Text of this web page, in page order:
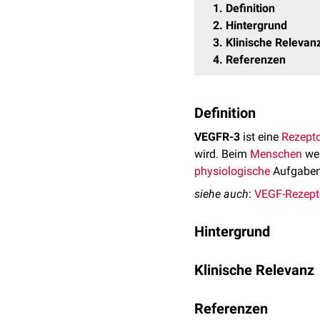
1
Definition
2 Hintergrund
3 Klinische
4 Referenzen
Definition
VEGFR-3 ist eine
wird. Beim Menschen
physiologische
siehe auch: VEGF-
Hintergrund
aber auch alsHeterodimer
Die längste Isoform von
Klinische Relevanz
verursachen eine der
Referenzen